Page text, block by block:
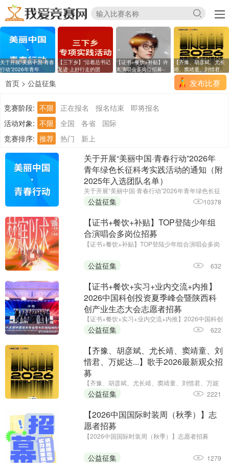
关于开展“美丽中国·青春
行动”2026年青年
【三下乡】“沿着总书记
足迹 上好行走的团
【证书+餐饮+补贴】许
嵩演唱会多岗位招募
【齐豫、胡彦斌、尤长
靖、窦靖童、刘惜君、
发布比赛
首页 > 公益征集
竞赛阶段: 不限 正在报名 报名结束
即将报名
活动对象: 不限 全国 各省
国际
竞赛排序: 推荐 热门 新上
关于开展“美丽中国·青春行动”2026年
青年绿色长征科考实践活动的通知（附
2025年入选团队名单）
关于开展“美丽中国·青春行动”2026年青年绿色长征
科考实践活动的通知（附2025年入选团队名单）||
活动时间：2026年7月至9月||主办单位：共青团中
央社会联络部、生态环境部宣传教育中心、自然资
源部宣传教育中心、水 ...
公益征集 10378
【证书+餐饮+补贴】TOP登陆少年组
合演唱会多岗位招募
【证书+餐饮+补贴】TOP登陆少年组合演唱会多岗
公益征集 632
【证书+餐饮+实习+业内交流+内推】
2026中国科创投资夏季峰会暨陕西科
创产业生态大会志愿者招募
【证书+餐饮+实习+业内交流+内推】2026中国科创
投资夏季峰会暨陕西科创产业生态大会志愿者招募
公益征集 622
【齐豫、胡彦斌、尤长靖、窦靖童、刘
惜君、万妮达...】歌手2026最新观众招
募
【齐豫、胡彦斌、尤长靖、窦靖童、刘惜君、万妮
达...】歌手2026最新观众招募
公益征集 2221
【2026中国国际时装周（秋季）】志
愿者招募
【2026中国国际时装周（秋季）】志愿者招募
公益征集 1279